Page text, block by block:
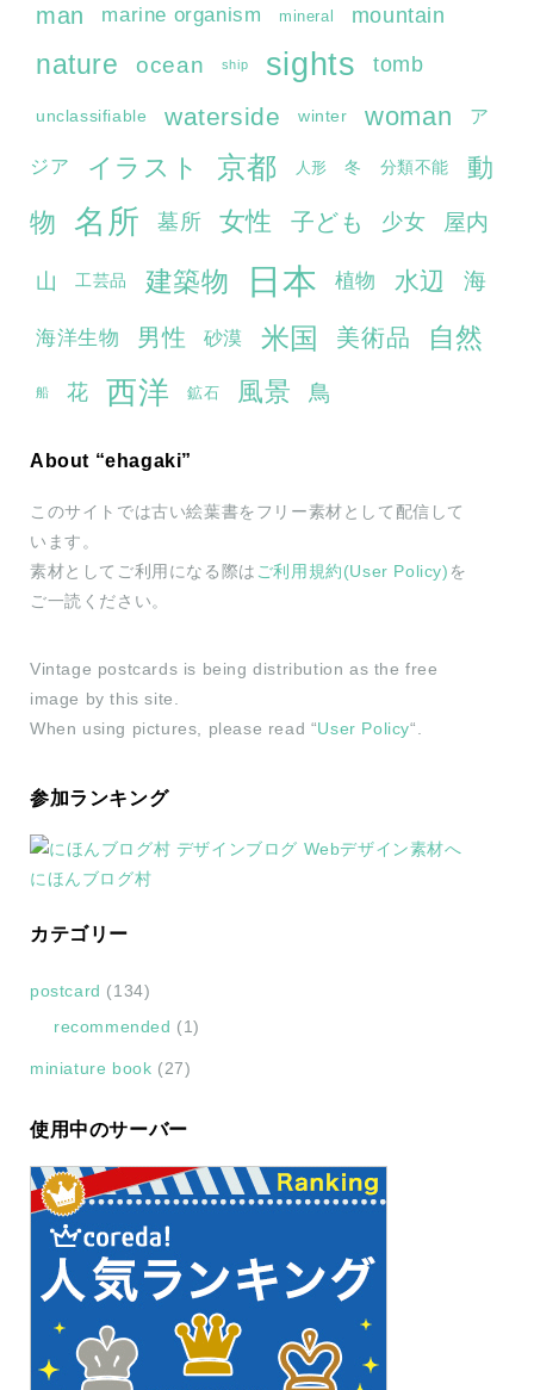
man marine organism mineral mountain
nature ocean ship sights tomb
unclassifiable waterside winter woman ア
ジア イラスト 京都 人形 冬 分類不能
動
物
名所 墓所 女性 子ども 少女 屋内
山 工芸品 建築物 日本 植物 水辺 海
海洋生物 男性 砂漠 米国 美術品 自然
船 花 西洋 鉱石 風景 鳥
About “ehagaki”
このサイトでは古い絵葉書をフリー素材として配信して
います。
素材としてご利用になる際は ご利用規約(User Policy) を
ご一読ください。
Vintage postcards is being distribution as the free
image by this site.
When using pictures, please read “User Policy“.
参加ランキング
にほんブログ村
カテゴリー
postcard (134)
recommended (1)
miniature book (27)
使用中のサーバー